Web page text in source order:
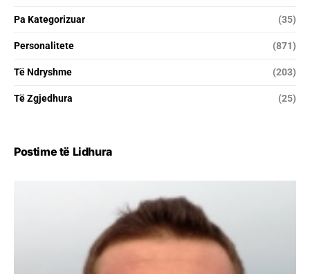
Pa Kategorizuar (35)
Personalitete (871)
Të Ndryshme (203)
Të Zgjedhura (25)
Postime të Lidhura